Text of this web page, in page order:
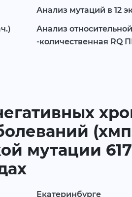
Анализ мутаций в 12
Анализ
-количественная RQ
мутации
Екатеринбурге